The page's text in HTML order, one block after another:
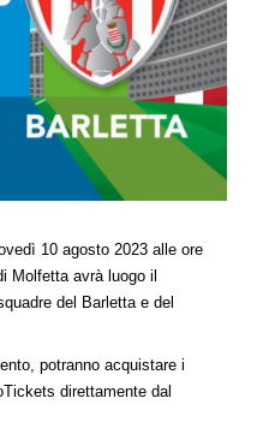
10 agosto 2023 alle ore
Molfetta avrà luogo il
del Barletta e del
potranno acquistare i
direttamente dal